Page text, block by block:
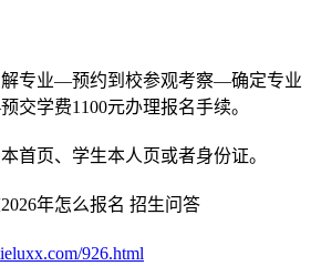
专业—预约到校参观考察—确定专业
预交学费1100元办理报名手续。
首页、学生本人页或者身份证。
926.html